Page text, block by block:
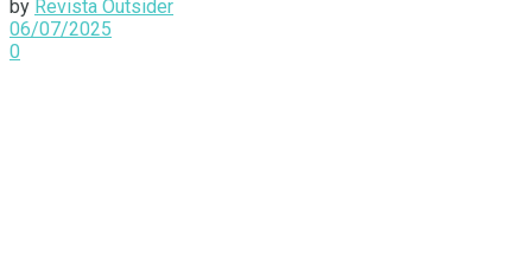
by Revista Outsider
06/07/2025
0